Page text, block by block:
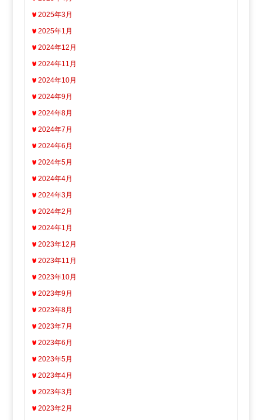
2025年3月
2025年1月
2024年12月
2024年11月
2024年10月
2024年9月
2024年8月
2024年7月
2024年6月
2024年5月
2024年4月
2024年3月
2024年2月
2024年1月
2023年12月
2023年11月
2023年10月
2023年9月
2023年8月
2023年7月
2023年6月
2023年5月
2023年4月
2023年3月
2023年2月